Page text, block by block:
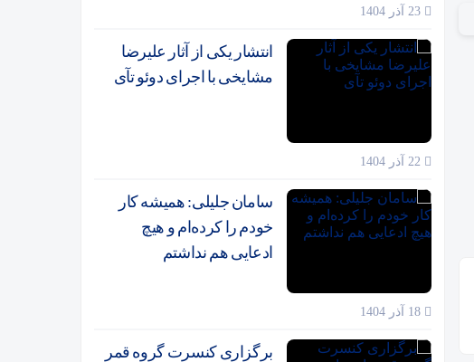
انتشار یکی از آثار علیرضا
مشایخی با اجرای دوئو تآی
سامان جلیلی: همیشه کار
خودم را کرده‌ام و هیچ
ادعایی هم نداشتم
برگزاری کنسرت گروه قمر